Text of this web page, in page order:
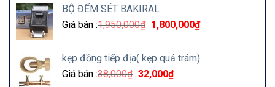
BỘ ĐẾM SÉT BAKIRAL
Giá bán :1,950,000₫ 1,800,000₫
kẹp đồng tiếp địa( kẹp quả trám)
Giá bán :38,000₫ 32,000₫